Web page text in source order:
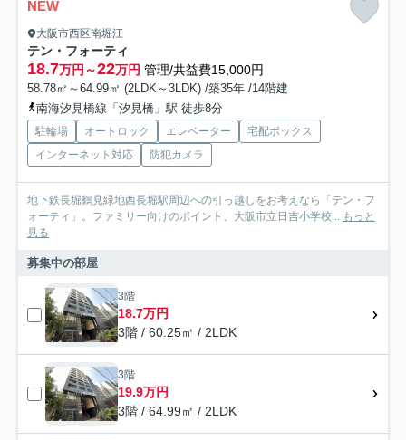
NEW
大阪市西区南堀江
テン・フォーティ
18.7万円～22万円 管理/共益費15,000円
58.78㎡～64.99㎡ (2LDK～3LDK) /築35年 /14階建
南海汐見橋線「汐見橋」駅 徒歩8分
駐輪場 オートロック エレベーター
宅配ボックス
インターネット対応
防犯カメラ
地下鉄長堀鶴見緑地西長堀駅周辺への引っ越しをお考えなら「テン・フ
ォーティ」。ファミリー向けのポイント、大阪市立日吉小学校... もっと
見る
募集中の部屋
3階
18.7万円
3階 / 60.25㎡ / 2LDK
3階
19.9万円
3階 / 64.99㎡ / 2LDK